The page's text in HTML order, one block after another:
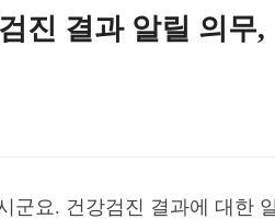
진 결과 알릴 의무
군요. 건강검진 결과에 대한